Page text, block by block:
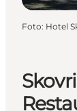
Foto: Hotel